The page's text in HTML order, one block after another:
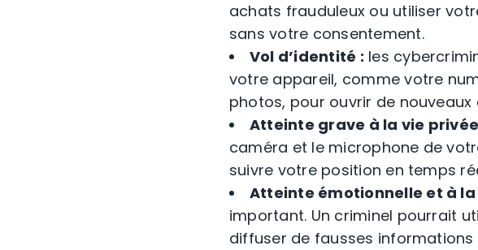
achats frauduleux ou utiliser
sans votre consentement.
Vol d’identité : les
votre appareil, comme votre
photos, pour ouvrir de
Atteinte grave à la vie
caméra et le microphone de
suivre votre position en temps
Atteinte émotionnelle et à
important. Un criminel pourrait
diffuser de fausses